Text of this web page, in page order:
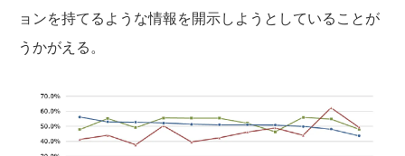
ョンを持てるような情報を開示しようとしていることが
うかがえる。